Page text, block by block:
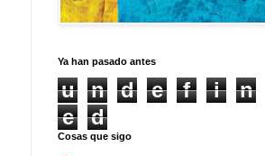
Ya han pasado antes
u n d e f i
n
e
d
Cosas que sigo